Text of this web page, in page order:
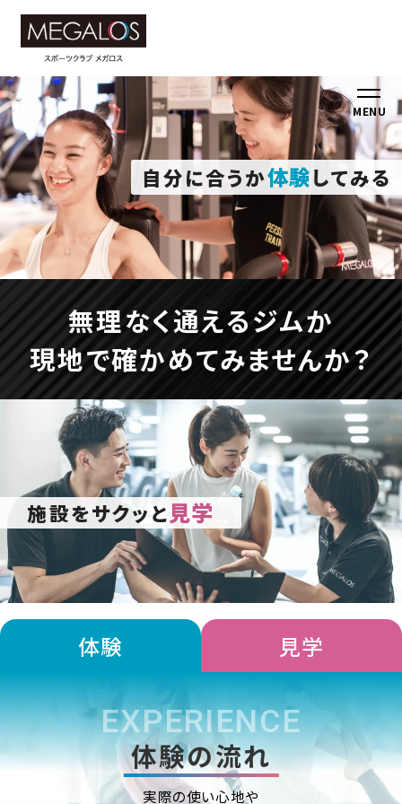
MENU
自分に合うか体験してみる
無理なく通えるジムか
現地で確かめてみませんか？
施設をサクッと見学
体験 見学
EXPERIENCE
体験の流れ
実際の使い心地や